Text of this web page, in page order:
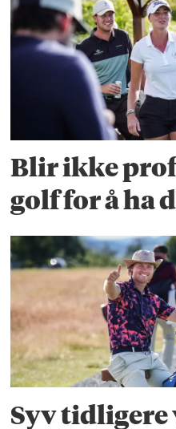
Blir ikke
golf for å ha
Syv tidligere